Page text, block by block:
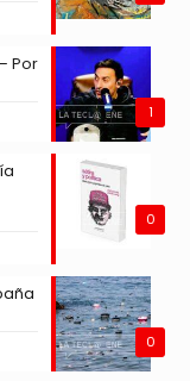
1
Por
0
0